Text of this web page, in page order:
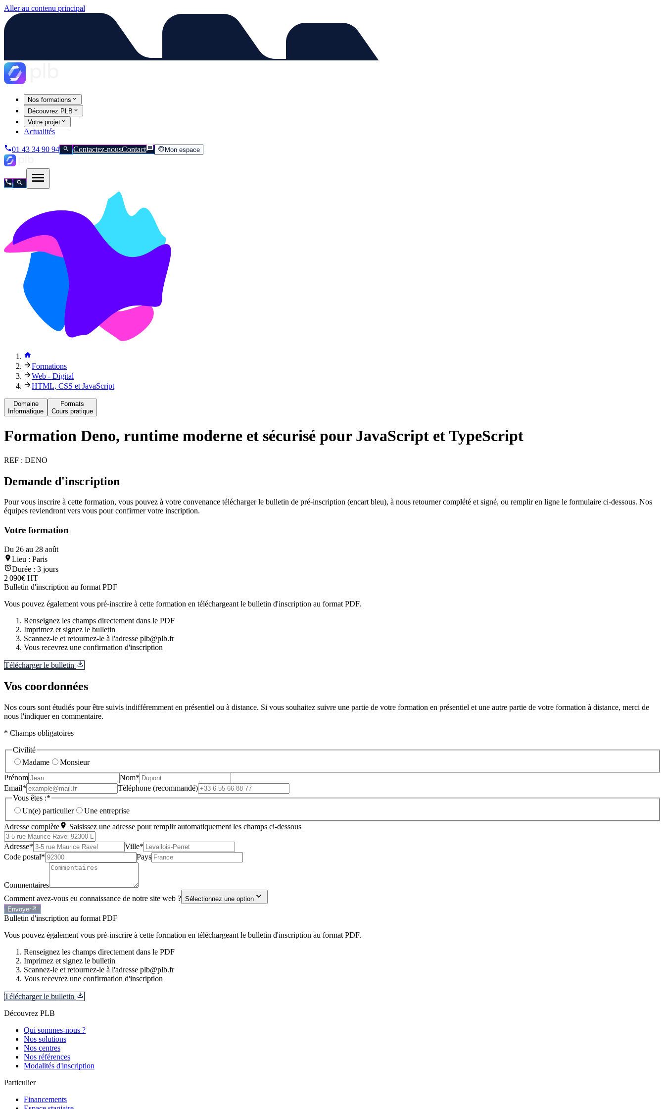
Aller au contenu principal
Nos formations
Découvrez PLB
Votre projet
Actualités
01 43 34 90 94 Contactez-nousContact Mon espace
Formations
Web - Digital
HTML, CSS et JavaScript
Domaine
Informatique
Formats
Cours pratique
Formation Deno, runtime moderne et sécurisé pour JavaScript et TypeScript
REF : DENO
Demande d'inscription
Pour vous inscrire à cette formation, vous pouvez à votre convenance télécharger le bulletin de pré-inscription (encart bleu), à nous retourner complété et signé, ou remplir en ligne le formulaire ci-dessous. Nos
équipes reviendront vers vous pour confirmer votre inscription.
Votre formation
Du 26 au 28 août
Lieu : Paris
Durée : 3 jours
2 090€ HT
Bulletin d'inscription au format PDF
Vous pouvez également vous pré-inscrire à cette formation en téléchargeant le bulletin d'inscription au format PDF.
Renseignez les champs directement dans le PDF
Imprimez et signez le bulletin
Scannez-le et retournez-le à l'adresse plb@plb.fr
Vous recevrez une confirmation d'inscription
Télécharger le bulletin
Vos coordonnées
Nos cours sont étudiés pour être suivis indifféremment en présentiel ou à distance. Si vous souhaitez suivre une partie de votre formation en présentiel et une autre partie de votre formation à distance, merci de
nous l'indiquer en commentaire.
* Champs obligatoires
Civilité
Madame
Monsieur
Prénom
Nom*
Email*
Téléphone (recommandé)
Vous êtes :*
Un(e) particulier
Une entreprise
Adresse complète
Saisissez une adresse pour remplir automatiquement les champs ci-dessous
Adresse*
Ville*
Code postal*
Pays
Commentaires
Comment avez-vous eu connaissance de notre site web ? Sélectionnez une option
Envoyer
Bulletin d'inscription au format PDF
Vous pouvez également vous pré-inscrire à cette formation en téléchargeant le bulletin d'inscription au format PDF.
Renseignez les champs directement dans le PDF
Imprimez et signez le bulletin
Scannez-le et retournez-le à l'adresse plb@plb.fr
Vous recevrez une confirmation d'inscription
Télécharger le bulletin
Découvrez PLB
Qui sommes-nous ?
Nos solutions
Nos centres
Nos références
Modalités d'inscription
Particulier
Financements